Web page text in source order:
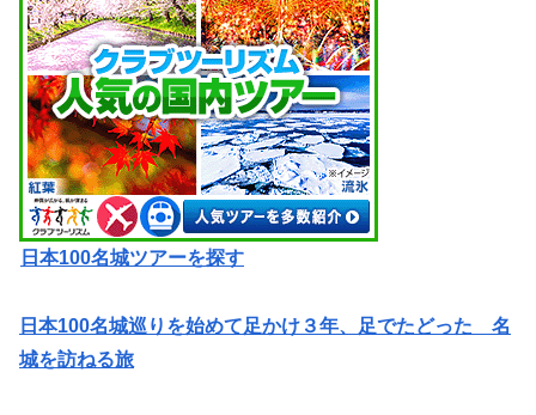
日本100名城ツアーを探す
日本100名城巡りを始めて足かけ３年、足でたどった 名
城を訪ねる旅